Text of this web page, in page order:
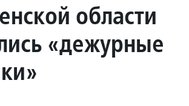
области
«дежурные